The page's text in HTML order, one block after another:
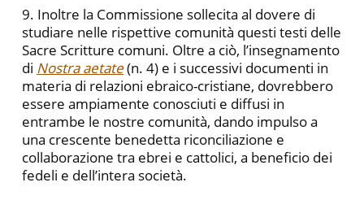
9. Inoltre la Commissione sollecita al dovere di
studiare nelle rispettive comunità questi testi delle
Sacre Scritture comuni. Oltre a ciò, l’insegnamento
di Nostra aetate(n. 4) e i successivi documenti in
materia di relazioni ebraico-cristiane, dovrebbero
essere ampiamente conosciuti e diffusi in
entrambe le nostre comunità, dando impulso a
una crescente benedetta riconciliazione e
collaborazione tra ebrei e cattolici, a beneficio dei
fedeli e dell’intera società.